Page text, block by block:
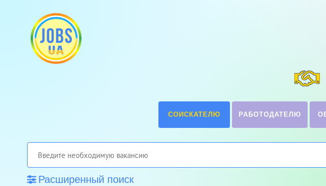
СОИСКАТЕЛЮ РАБОТОДАТЕЛЮ
Расширенный поиск